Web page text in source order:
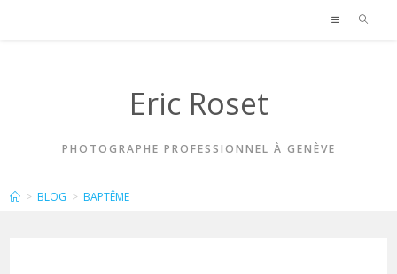
Eric Roset
PHOTOGRAPHE PROFESSIONNEL À GENÈVE
> BLOG > BAPTÊME